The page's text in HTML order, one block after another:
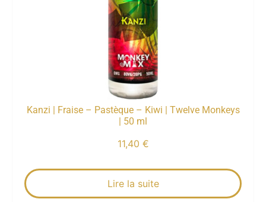
Kanzi | Fraise – Pastèque – Kiwi | Twelve Monkeys
| 50 ml
11,40 €
Lire la suite